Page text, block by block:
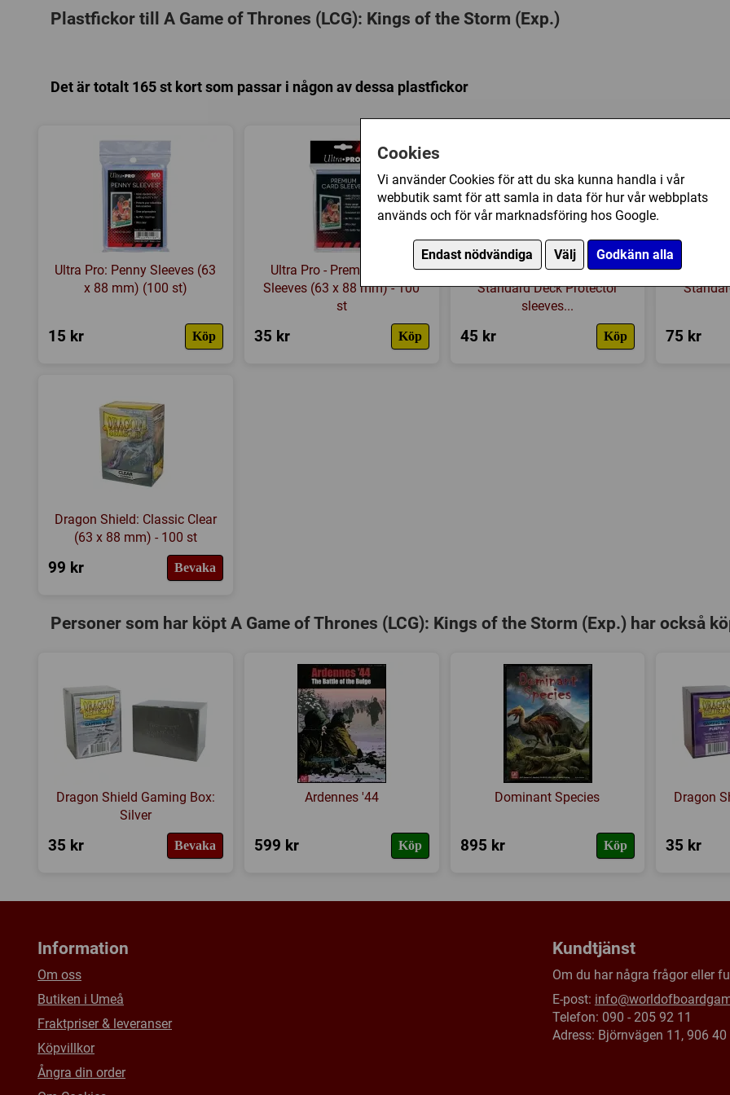
Cookies
Vi använder Cookies för att du ska kunna handla i vår
webbutik samt för att samla in data för hur vår webbplats
används och för vår marknadsföring hos Google.
Endast nödvändiga Välj Godkänn alla
Plastfickor till A Game of Thrones (LCG): Kings of the Storm (Exp.)
Det är totalt 165 st kort som passar i någon av dessa plastfickor
Ultra Pro: Penny Sleeves (63
x 88 mm) (100 st)
15 kr Köp
Ultra Pro - Premium Card
Sleeves (63 x 88 mm) - 100
st
35 kr Köp
Ultra Pro: PRO-Gloss 50ct
Standard Deck Protector
sleeves...
45 kr Köp
Ultra
75 kr
Dragon Shield: Classic Clear
(63 x 88 mm) - 100 st
99 kr Bevaka
Personer som har köpt A Game of Thrones (LCG): Kings of the Storm (Exp.) har också
Dragon Shield Gaming Box:
Silver
35 kr Bevaka
Ardennes '44
599 kr Köp
Dominant Species
895 kr Köp
Dragon
35 kr
Information
Om oss
Butiken i Umeå
Fraktpriser & leveranser
Köpvillkor
Ångra din order
Kundtjänst
Om du har några frågor eller
E-post:
Telefon: 090 - 205 92 11
Adress: Björnvägen 11, 906 40